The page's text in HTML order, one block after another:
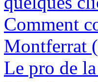
Comment
Montferrat
Le pro de